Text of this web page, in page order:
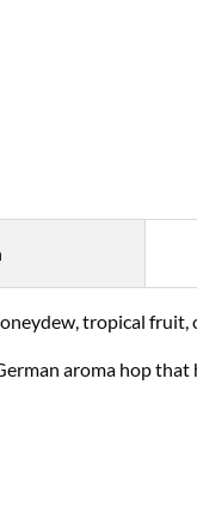
tropical fruit,
aroma hop